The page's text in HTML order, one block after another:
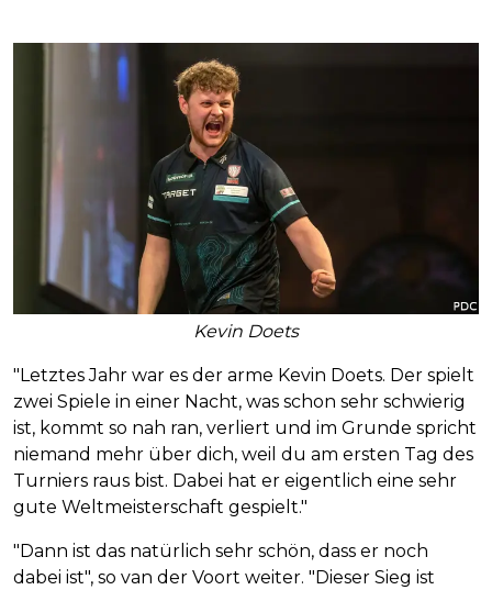
Kevin Doets
"Letztes Jahr war es der arme Kevin Doets. Der spielt
zwei Spiele in einer Nacht, was schon sehr schwierig
ist, kommt so nah ran, verliert und im Grunde spricht
niemand mehr über dich, weil du am ersten Tag des
Turniers raus bist. Dabei hat er eigentlich eine sehr
gute Weltmeisterschaft gespielt."
"Dann ist das natürlich sehr schön, dass er noch
dabei ist", so van der Voort weiter. "Dieser Sieg ist